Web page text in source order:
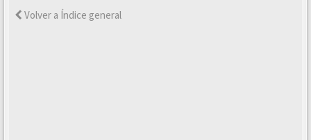
Volver a Índice general